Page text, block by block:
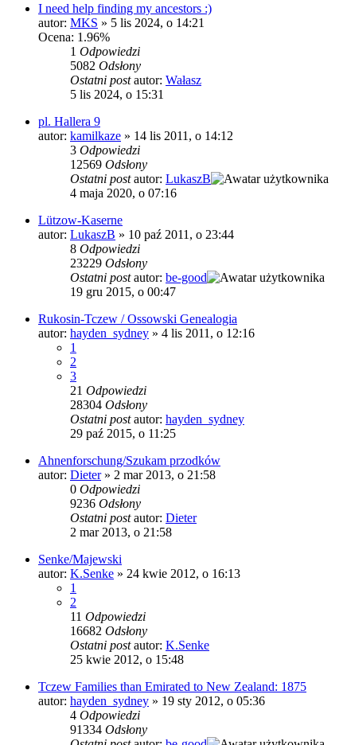
I need help finding my ancestors :)
autor: MKS » 5 lis 2024, o 14:21
Ocena: 1.96%
1 Odpowiedzi
5082 Odsłony
Ostatni postautor: Wałasz
5 lis 2024, o 15:31
pl. Hallera 9
autor: kamilkaze » 14 lis 2011, o 14:12
3 Odpowiedzi
12569 Odsłony
Ostatni postautor: LukaszB
4 maja 2020, o 07:16
Lützow-Kaserne
autor: LukaszB » 10 paź 2011, o 23:44
8 Odpowiedzi
23229 Odsłony
Ostatni postautor: be-good
19 gru 2015, o 00:47
Rukosin-Tczew / Ossowski Genealogia
autor: hayden_sydney » 4 lis 2011, o 12:16
1
2
3
21 Odpowiedzi
28304 Odsłony
Ostatni postautor: hayden_sydney
29 paź 2015, o 11:25
Ahnenforschung/Szukam przodków
autor: Dieter» 2 mar 2013, o 21:58
0 Odpowiedzi
9236 Odsłony
Ostatni postautor: Dieter
2 mar 2013, o 21:58
Senke/Majewski
autor: K.Senke » 24 kwie 2012, o 16:13
1
2
11 Odpowiedzi
16682 Odsłony
Ostatni postautor: K.Senke
25 kwie 2012, o 15:48
Tczew Families than Emirated to New Zealand: 1875
autor: hayden_sydney » 19 sty 2012, o 05:36
4 Odpowiedzi
91334 Odsłony